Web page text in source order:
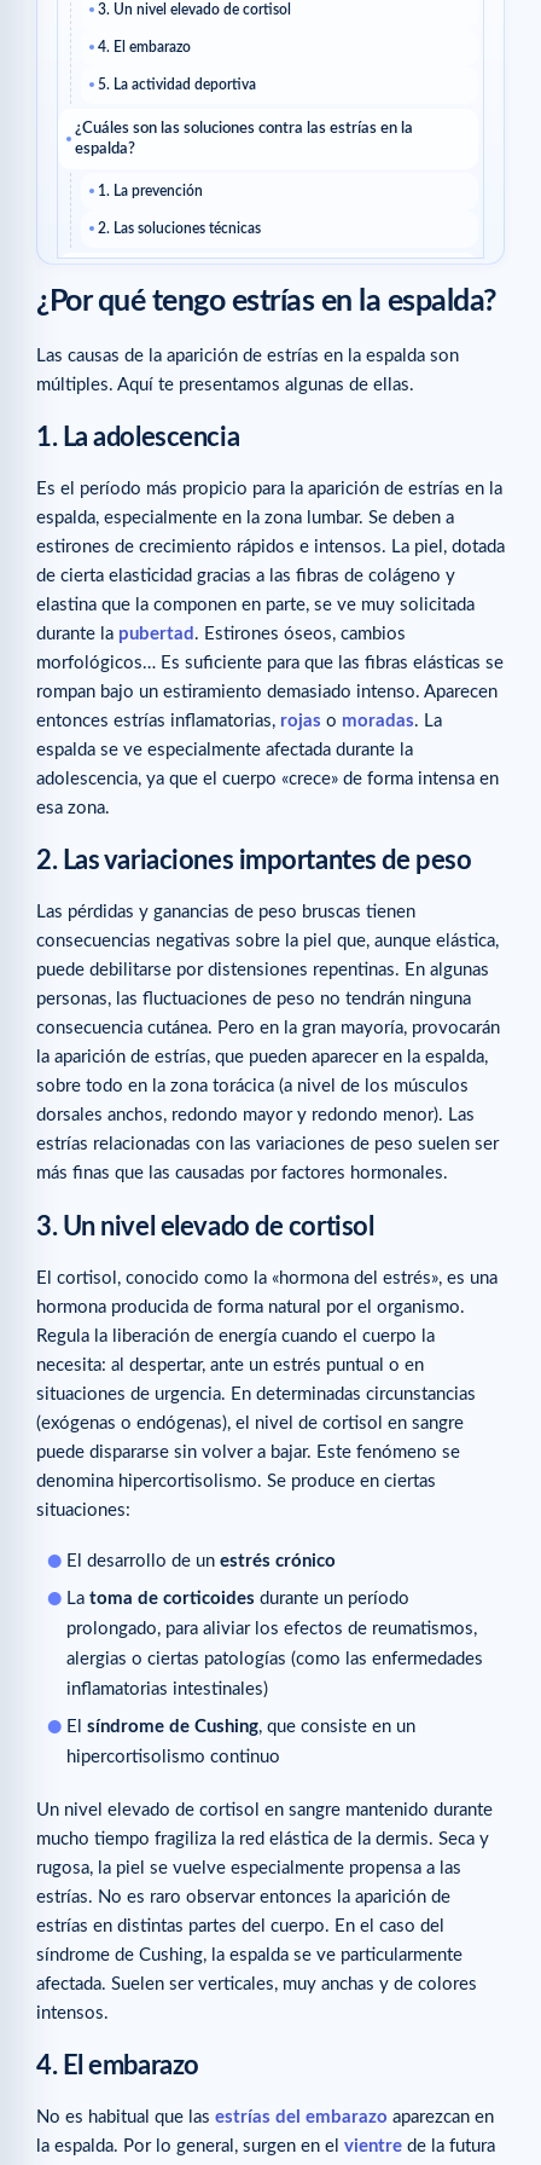
3. Un nivel elevado de cortisol
4. El embarazo
5. La actividad deportiva
¿Cuáles son las soluciones contra las estrías en la
espalda?
1. La prevención
2. Las soluciones técnicas
estrías en la espalda?
¿Por qué tengo estrías en la espalda?
Las causas de la aparición de estrías en la espalda son
múltiples. Aquí te presentamos algunas de ellas.
1. La adolescencia
Es el período más propicio para la aparición de estrías en la
espalda, especialmente en la zona lumbar. Se deben a
estirones de crecimiento rápidos e intensos. La piel, dotada
de cierta elasticidad gracias a las fibras de colágeno y
elastina que la componen en parte, se ve muy solicitada
durante la pubertad . Estirones óseos, cambios
morfológicos… Es suficiente para que las fibras elásticas se
rompan bajo un estiramiento demasiado intenso. Aparecen
entonces estrías inflamatorias, rojas o moradas. La
espalda se ve especialmente afectada durante la
adolescencia, ya que el cuerpo «crece» de forma intensa en
esa zona.
2. Las variaciones importantes de peso
Las pérdidas y ganancias de peso bruscas tienen
consecuencias negativas sobre la piel que, aunque elástica,
puede debilitarse por distensiones repentinas. En algunas
personas, las fluctuaciones de peso no tendrán ninguna
consecuencia cutánea. Pero en la gran mayoría, provocarán
la aparición de estrías, que pueden aparecer en la espalda,
sobre todo en la zona torácica (a nivel de los músculos
dorsales anchos, redondo mayor y redondo menor). Las
estrías relacionadas con las variaciones de peso suelen ser
más finas que las causadas por factores hormonales.
3. Un nivel elevado de cortisol
El cortisol, conocido como la «hormona del estrés», es una
hormona producida de forma natural por el organismo.
Regula la liberación de energía cuando el cuerpo la
necesita: al despertar, ante un estrés puntual o en
situaciones de urgencia. En determinadas circunstancias
(exógenas o endógenas), el nivel de cortisol en sangre
puede dispararse sin volver a bajar. Este fenómeno se
denomina hipercortisolismo. Se produce en ciertas
situaciones:
El desarrollo de un estrés crónico
La toma de corticoides durante un período
prolongado, para aliviar los efectos de reumatismos,
alergias o ciertas patologías (como las enfermedades
inflamatorias intestinales)
El síndrome de Cushing, que consiste en un
hipercortisolismo continuo
Un nivel elevado de cortisol en sangre mantenido durante
mucho tiempo fragiliza la red elástica de la dermis. Seca y
rugosa, la piel se vuelve especialmente propensa a las
estrías. No es raro observar entonces la aparición de
estrías en distintas partes del cuerpo. En el caso del
síndrome de Cushing, la espalda se ve particularmente
afectada. Suelen ser verticales, muy anchas y de colores
intensos.
4. El embarazo
No es habitual que las estrías del embarazo aparezcan en
la espalda. Por lo general, surgen en el vientre de la futura